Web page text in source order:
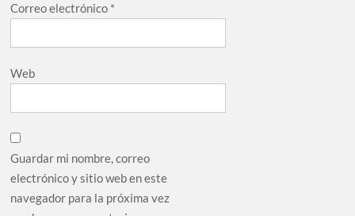
Correo electrónico *
Web
Guardar mi nombre, correo
electrónico y sitio web en este
navegador para la próxima vez